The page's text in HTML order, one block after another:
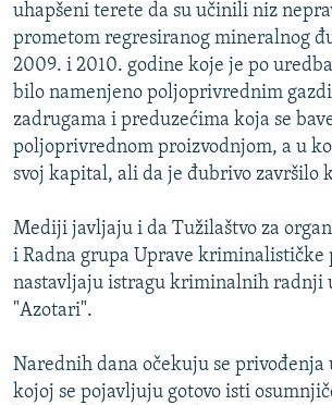
uhapšeni terete da su učinili niz
prometom regresiranog mineralnog
2009. i 2010. godine koje je po
bilo namenjeno poljoprivrednim
zadrugama i preduzećima koja se
poljoprivrednom proizvodnjom, a u
svoj kapital, ali da je đubrivo završilo
Mediji javljaju i da Tužilaštvo za
i Radna grupa Uprave kriminalističke
nastavljaju istragu kriminalnih radnji
"Azotari".
Narednih dana očekuju se
kojoj se pojavljuju gotovo isti